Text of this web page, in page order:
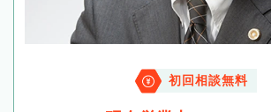
初回相談無料